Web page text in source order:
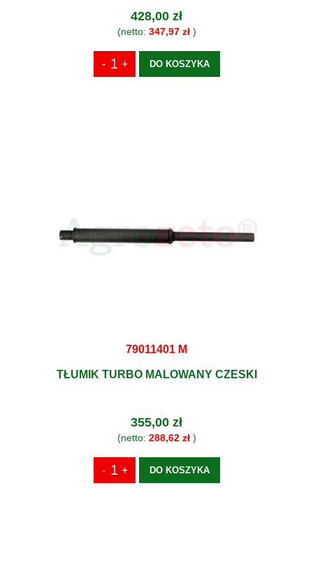
428,00 zł
(netto: 347,97 zł)
DO KOSZYKA
79011401 M
TŁUMIK TURBO MALOWANY CZESKI
355,00 zł
(netto: 288,62 zł)
DO KOSZYKA